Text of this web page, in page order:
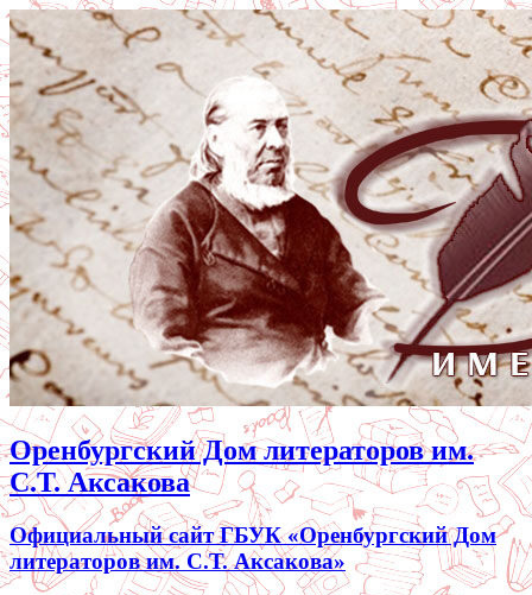
Оренбургский Дом литераторов им.
С.Т. Аксакова
Официальный сайт ГБУК «Оренбургский Дом
литераторов им. С.Т. Аксакова»